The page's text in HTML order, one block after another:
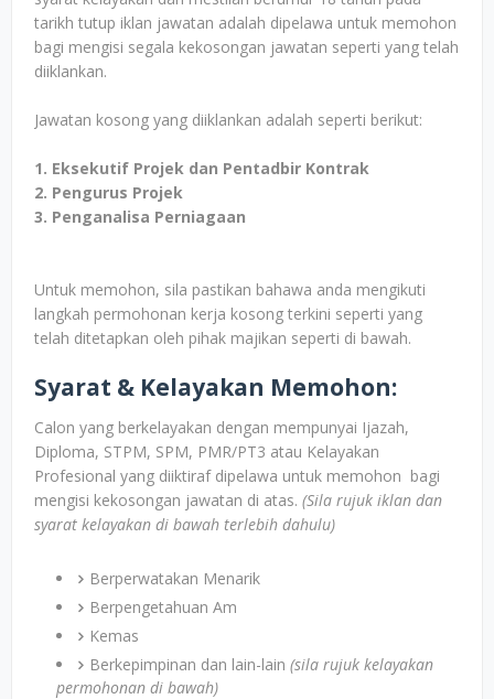
tarikh tutup iklan jawatan adalah dipelawa untuk memohon
bagi mengisi segala kekosongan jawatan seperti yang telah
diiklankan.
Jawatan kosong yang diiklankan adalah seperti berikut:
1. Eksekutif Projek dan Pentadbir Kontrak
2. Pengurus Projek
3. Penganalisa Perniagaan
Untuk memohon, sila pastikan bahawa anda mengikuti
langkah permohonan kerja kosong terkini seperti yang
telah ditetapkan oleh pihak majikan seperti di bawah.
Syarat & Kelayakan Memohon:
Calon yang berkelayakan dengan mempunyai Ijazah,
Diploma, STPM, SPM, PMR/PT3 atau Kelayakan
Profesional yang diiktiraf dipelawa untuk memohon bagi
mengisi kekosongan jawatan di atas. (Sila rujuk iklan dan
syarat kelayakan di bawah terlebih dahulu)
Berperwatakan Menarik
Berpengetahuan Am
Kemas
Berkepimpinan dan lain-lain (sila rujuk kelayakan
permohonan di bawah)